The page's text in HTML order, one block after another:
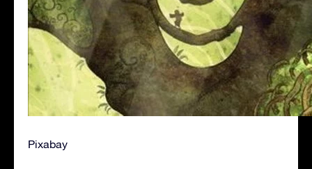
Pixabay